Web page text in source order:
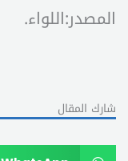
المصدر:اللواء.
شارك المقال